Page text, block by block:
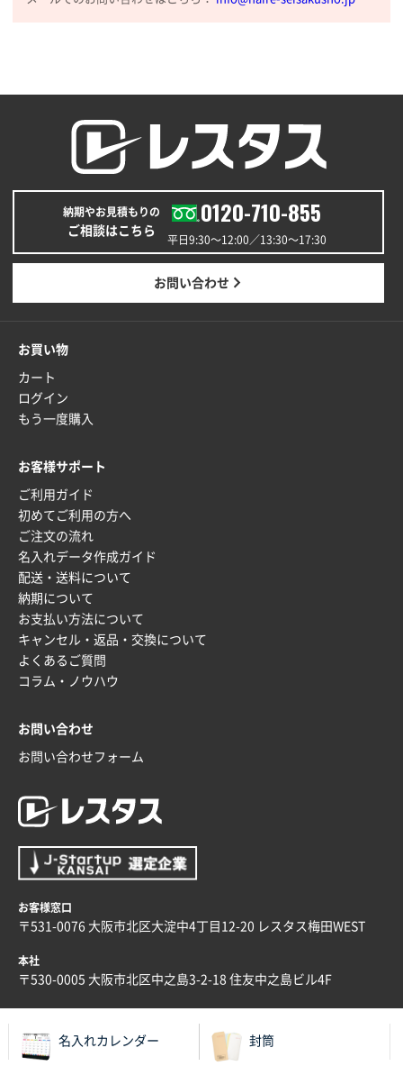
納期やお見積もりの
ご相談はこちら
0120-710-855
平日9:30〜12:00／13:30〜17:30
お問い合わせ
お買い物
カート
ログイン
もう一度購入
お客様サポート
ご利用ガイド
初めてご利用の方へ
ご注文の流れ
名入れデータ作成ガイド
配送・送料について
納期について
お支払い方法について
キャンセル・返品・交換について
よくあるご質問
コラム・ノウハウ
お問い合わせ
お問い合わせフォーム
お客様窓口
〒531-0076 大阪市北区大淀中4丁目12-20 レスタス梅田WEST
本社
〒530-0005 大阪市北区中之島3-2-18 住友中之島ビル4F
名入れカレンダー 封筒